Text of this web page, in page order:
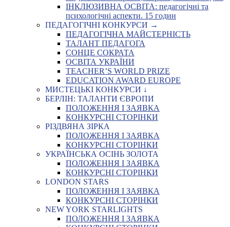
ІНКЛЮЗИВНА ОСВІТА: педагогічні та
психологічні аспекти. 15 годин
ПЕДАГОГІЧНІ КОНКУРСИ →
ПЕДАГОГІЧНА МАЙСТЕРНІСТЬ
ТАЛАНТ ПЕДАГОГА
СОНЦЕ СОКРАТА
ОСВІТА УКРАЇНИ
TEACHER’S WORLD PRIZE
EDUCATION AWARD EUROPE
МИСТЕЦЬКІ КОНКУРСИ ↓
БЕРЛІН: ТАЛАНТИ ЄВРОПИ
ПОЛОЖЕННЯ І ЗАЯВКА
КОНКУРСНІ СТОРІНКИ
РІЗДВЯНА ЗІРКА
ПОЛОЖЕННЯ І ЗАЯВКА
КОНКУРСНІ СТОРІНКИ
УКРАЇНСЬКА ОСІНЬ ЗОЛОТА
ПОЛОЖЕННЯ І ЗАЯВКА
КОНКУРСНІ СТОРІНКИ
LONDON STARS
ПОЛОЖЕННЯ І ЗАЯВКА
КОНКУРСНІ СТОРІНКИ
NEW YORK STARLIGHTS
ПОЛОЖЕННЯ І ЗАЯВКА